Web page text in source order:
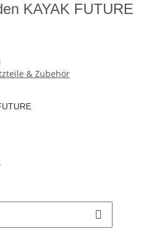
KAYAK FUTURE
& Zubehör